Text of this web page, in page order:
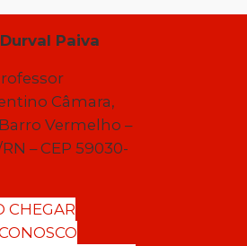
Paiva
Câmara,
Vermelho –
– CEP 59030-
CHEGAR